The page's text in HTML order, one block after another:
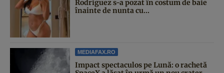
Rodriguez s-a pozat în costum de baie
înainte de nunta cu...
MEDIAFAX.RO
Impact spectaculos pe Lună: o rachetă